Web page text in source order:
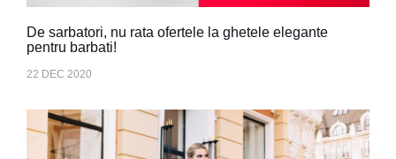
De sarbatori, nu rata ofertele la ghetele elegante
pentru barbati!
22 DEC 2020